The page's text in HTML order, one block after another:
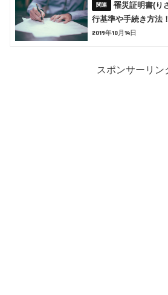
罹災証明書(り
行基準や手続き方法
2019年10月14日
スポンサーリン